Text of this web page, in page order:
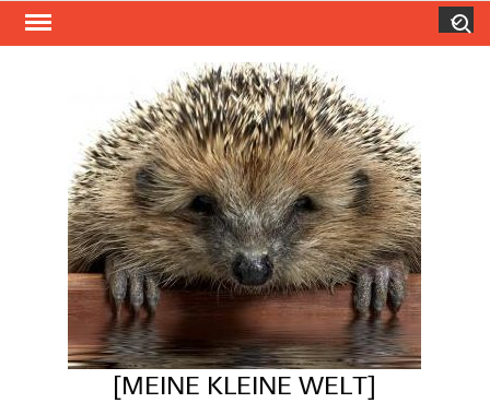
Skip
[MEINE KLEINE WELT]